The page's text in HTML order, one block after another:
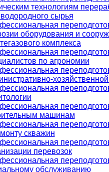
технологиям
сырья
оборудования и
комплекса
по агрономии
машинам
скважин
перевозок
обслуживанию